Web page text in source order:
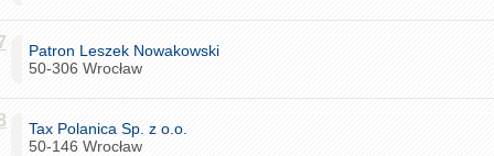
Patron Leszek Nowakowski
50-306 Wrocław
Tax Polanica Sp. z o.o.
50-146 Wrocław